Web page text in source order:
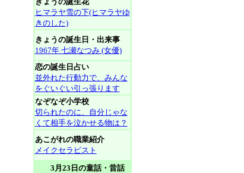
ヒマラヤ雪の下(ヒマラヤゆ
きのした)
きょうの誕生日・出来事
1967年 七瀬なつみ (女優)
恋の誕生日占い
並外れた行動力で、みんな
をぐいぐい引っ張ります
なぞなぞ小学校
切られたのに、自分じゃな
くて相手を泣かせる物は？
あこがれの職業紹介
メイクセラピスト
3月23日の童話・昔話